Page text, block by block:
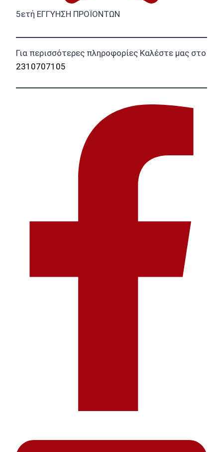
5ετή ΕΓΓΥΗΣΗ ΠΡΟΪΟΝΤΩΝ
Για περισσότερες πληροφορίες Καλέστε μας στο
2310707105